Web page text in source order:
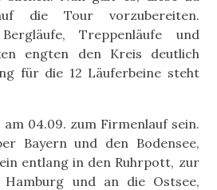
die Tour vorzubereiten.
Treppenläufe und
engten den Kreis deutlich
für die 12 Läuferbeine steht
04.09. zum Firmenlauf sein.
Bayern und den Bodensee,
entlang in den Ruhrpott, zur
und an die Ostsee,